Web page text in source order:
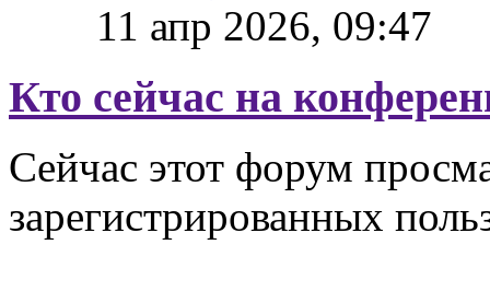
11 апр 2026, 09:47
Кто сейчас на
Сейчас этот форум
зарегистрированных